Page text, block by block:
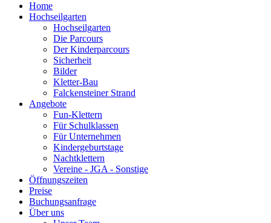
Home
Hochseilgarten
Hochseilgarten
Die Parcours
Der Kinderparcours
Sicherheit
Bilder
Kletter-Bau
Falckensteiner Strand
Angebote
Fun-Klettern
Für Schulklassen
Für Unternehmen
Kindergeburtstage
Nachtklettern
Vereine - JGA - Sonstige
Öffnungszeiten
Preise
Buchungsanfrage
Über uns